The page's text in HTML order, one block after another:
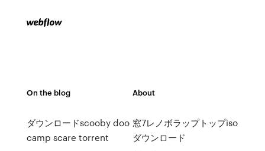
On the blog
ダウンロードscooby doo
camp scare torrent
About
窓7レノボラップトップiso
ダウンロード